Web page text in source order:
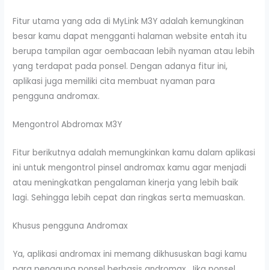
Fitur utama yang ada di MyLink M3Y adalah kemungkinan
besar kamu dapat mengganti halaman website entah itu
berupa tampilan agar oembacaan lebih nyaman atau lebih
yang terdapat pada ponsel. Dengan adanya fitur ini,
aplikasi juga memiliki cita membuat nyaman para
pengguna andromax.
Mengontrol Abdromax M3Y
Fitur berikutnya adalah memungkinkan kamu dalam aplikasi
ini untuk mengontrol pinsel andromax kamu agar menjadi
atau meningkatkan pengalaman kinerja yang lebih baik
lagi. Sehingga lebih cepat dan ringkas serta memuaskan.
Khusus pengguna Andromax
Ya, aplikasi andromax ini memang dikhususkan bagi kamu